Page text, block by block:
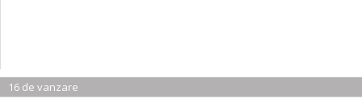
16 de vanzare